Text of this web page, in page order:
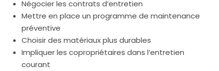
Négocier les contrats d’entretien
Mettre en place un programme de maintenance
préventive
Choisir des matériaux plus durables
Impliquer les copropriétaires dans l’entretien
courant